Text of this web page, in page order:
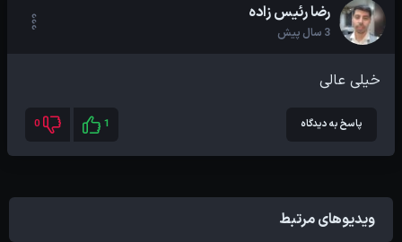
رضا رئیس زاده
3 سال پیش
خیلی عالی
پاسخ به دیدگاه 1
0
ویدیوهای مرتبط